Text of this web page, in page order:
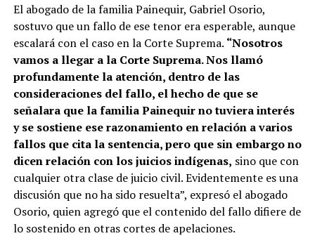
El abogado de la familia Painequir, Gabriel Osorio,
sostuvo que un fallo de ese tenor era esperable, aunque
escalará con el caso en la Corte Suprema. “Nosotros
vamos a llegar a la Corte Suprema. Nos llamó
profundamente la atención, dentro de las
consideraciones del fallo, el hecho de que se
señalara que la familia Painequir no tuviera interés
y se sostiene ese razonamiento en relación a varios
fallos que cita la sentencia, pero que sin embargo no
dicen relación con los juicios indígenas, sino que con
cualquier otra clase de juicio civil. Evidentemente es una
discusión que no ha sido resuelta”, expresó el abogado
Osorio, quien agregó que el contenido del fallo difiere de
lo sostenido en otras cortes de apelaciones.